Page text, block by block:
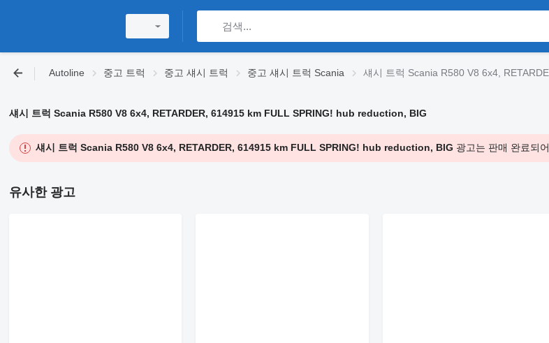
Autoline 중고 트럭 중고 섀시 트럭 중고 섀시 트럭 Scania 섀시 트럭 Scania R580 V8 6x4,
섀시 트럭 Scania R580 V8 6x4, RETARDER, 614915 km FULL SPRING! hub reduction, BIG
섀시 트럭 Scania R580 V8 6x4, RETARDER, 614915 km FULL SPRING! hub reduction, BIG 광고는 판매 완료되
유사한 광고